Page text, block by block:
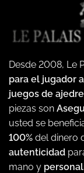
Desde 2008, Le
para el jugador
juegos de
piezas son
usted se
100% del dinero
autenticidad
mano y